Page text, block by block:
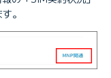
。